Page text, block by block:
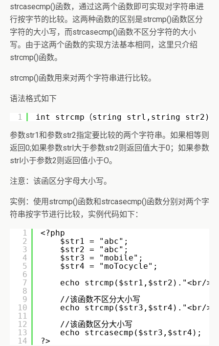
strcasecmp()函数，通过这两个函数即可实现对字符串进
行按字节的比较。这两种函数的区别是strcmp()函数区分
字符的大小写，而strcasecmp()函数不区分字符的大小
写。由于这两个函数的实现方法基本相同，这里只介绍
strcmp()函数。
strcmp()函数用来对两个字符串进行比较。
语法格式如下
1
int strcmp（string strl,string str2)
参数str1和参数str2指定要比较的两个字符串。如果相等则
返回0;如果参数strl大于参数str2则返回值大于0；如果参数
strl小于参数2则返回值小于O。
注意：该函区分字母大小写。
实例：使用strcmp()函数和strcasecmp()函数分别对两个字
符串按字节进行比较，实例代码如下：
1
2
3
4
5
6
7
8
9
10
11
12
13
14
<?php
$str1 = "abc";
$str2 = "abc";
$str3 = "mobile";
$str4 = "moTocycle";
echo strcmp($str1,$str2)."<br/
//该函数不区分大小写
echo strcmp($str3,$str4)."<br/
//该函数区分大小写
echo strcasecmp($str3,$str4);
?>